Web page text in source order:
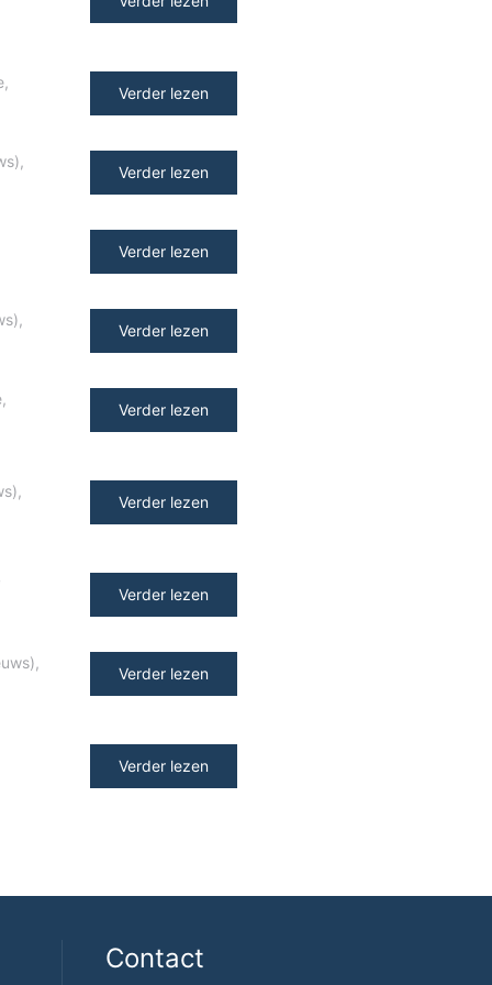
,
Verder lezen
,
Verder lezen
Verder lezen
,
Verder lezen
,
Verder lezen
,
Verder lezen
Verder lezen
,
Verder lezen
Verder lezen
Contact